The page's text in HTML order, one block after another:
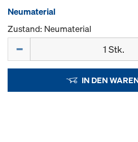
Neumaterial
Zustand: Neumaterial
IN DEN